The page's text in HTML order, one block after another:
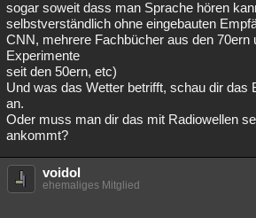
sogar soweit dass man Sprache hören
selbstverständlich ohne eingebauten
CNN, mehrere Fachbücher aus den 70ern
Experimente
seit den 50ern, etc)
Und was das Wetter betrifft, schau dir das
an.
Oder muss man dir das mit Radiowellen
ankommt?
voidol
ehemaliges Mitglied